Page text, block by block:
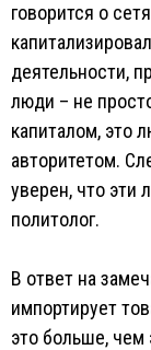
говорится о
деятельности,
люди – не
капиталом, это
авторитетом.
уверен, что эти
политолог.
В ответ на
импортирует
это больше, чем